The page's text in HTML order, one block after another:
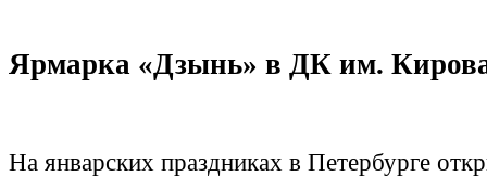
Ярмарка «Дзынь» в ДК им.
На январских праздниках в Петербурге